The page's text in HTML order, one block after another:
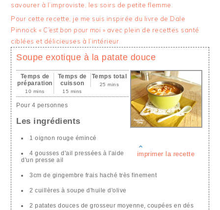
savourer à l’improviste, les soirs de petite flemme.
Pour cette recette, je me suis inspirée du livre de Dale
Pinnock « C’est bon pour moi » avec plein de recettes santé
ciblées et délicieuses à l’intérieur.
Soupe exotique à la patate douce
imprimer la recette
Temps de
préparation
10 mins
Temps de
cuisson
15 mins
Temps total
25 mins
Pour 4 personnes
Les ingrédients
1 oignon rouge émincé
4 gousses d'ail pressées à l'aide
d'un presse ail
3cm de gingembre frais haché très finement
2 cuillères à soupe d'huile d'olive
2 patates douces de grosseur moyenne, coupées en dés